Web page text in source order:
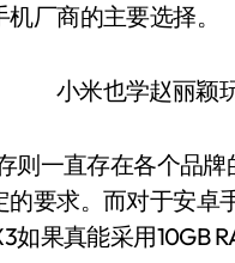
厂商的主要选择。
一直存在各个品牌
要求。而对于安卓
果真能采用10GB